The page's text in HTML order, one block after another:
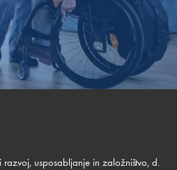
usposabljanje in založništvo, d.